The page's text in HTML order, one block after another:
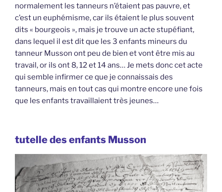
normalement les tanneurs n’étaient pas pauvre, et
c’est un euphémisme, car ils étaient le plus souvent
dits « bourgeois », mais je trouve un acte stupéfiant,
dans lequel il est dit que les 3 enfants mineurs du
tanneur Musson ont peu de bien et vont être mis au
travail, or ils ont 8, 12 et 14 ans… Je mets donc cet acte
qui semble infirmer ce que je connaissais des
tanneurs, mais en tout cas qui montre encore une fois
que les enfants travaillaient très jeunes…
tutelle des enfants Musson